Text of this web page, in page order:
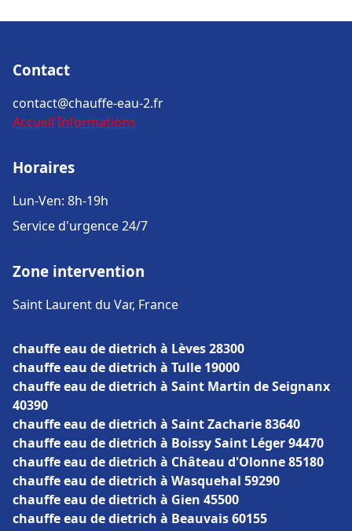
Contact
contact@chauffe-eau-2.fr
Accueil Informations
Horaires
Lun-Ven: 8h-19h
Service d'urgence 24/7
Zone intervention
Saint Laurent du Var, France
chauffe eau de dietrich à Lèves 28300
chauffe eau de dietrich à Tulle 19000
chauffe eau de dietrich à Saint Martin de Seignanx
40390
chauffe eau de dietrich à Saint Zacharie 83640
chauffe eau de dietrich à Boissy Saint Léger 94470
chauffe eau de dietrich à Château d'Olonne 85180
chauffe eau de dietrich à Wasquehal 59290
chauffe eau de dietrich à Gien 45500
chauffe eau de dietrich à Beauvais 60155